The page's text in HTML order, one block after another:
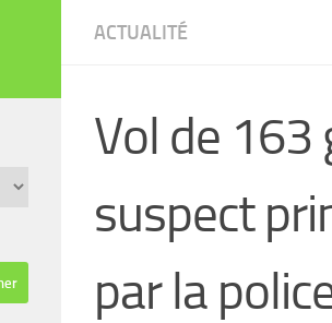
ACTUALITÉ
Vol de 163
suspect
par la